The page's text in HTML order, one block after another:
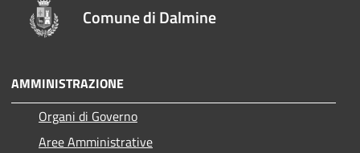
Comune di Dalmine
AMMINISTRAZIONE
Organi di Governo
Aree Amministrative